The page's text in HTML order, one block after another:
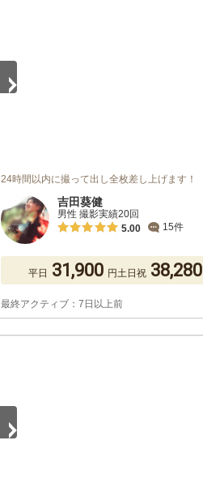
24時間以内に撮って出し全枚差し上げます！
吉田葵健
男性 撮影実績20回
5.00
15件
平日 31,900 円土日祝 38,280
最終アクティブ：7日以上前